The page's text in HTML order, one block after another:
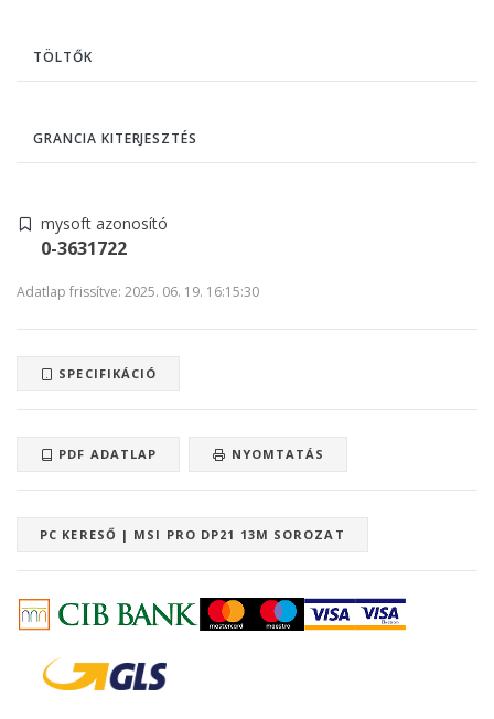
TÖLTŐK
GRANCIA KITERJESZTÉS
mysoft azonosító
0-3631722
Adatlap frissítve: 2025. 06. 19. 16:15:30
SPECIFIKÁCIÓ
PDF ADATLAP NYOMTATÁS
PC KERESŐ | MSI PRO DP21 13M SOROZAT